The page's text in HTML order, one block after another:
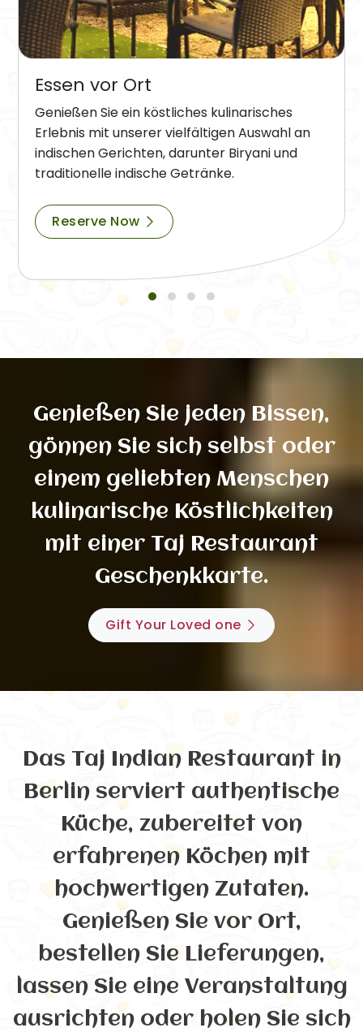
Essen vor Ort
Genießen Sie ein köstliches kulinarisches
Erlebnis mit unserer vielfältigen Auswahl an
indischen Gerichten, darunter Biryani und
traditionelle indische Getränke.
Reserve Now
Genießen Sie jeden Bissen,
gönnen Sie sich selbst oder
einem geliebten Menschen
kulinarische Köstlichkeiten
mit einer Taj Restaurant
Geschenkkarte.
Gift Your Loved one
Das Taj Indian Restaurant in
Berlin serviert authentische
Küche, zubereitet von
erfahrenen Köchen mit
hochwertigen Zutaten.
Genießen Sie vor Ort,
bestellen Sie Lieferungen,
lassen Sie eine Veranstaltung
ausrichten oder holen Sie sich